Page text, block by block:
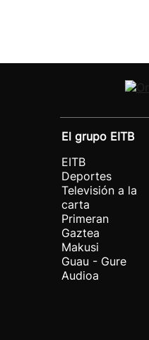
El grupo EITB
EITB
Deportes
Televisión a la
carta
Primeran
Gaztea
Makusi
Guau - Gure
Audioa